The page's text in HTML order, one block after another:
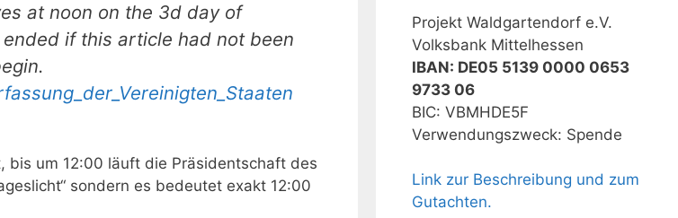
at noon on the 3d day of
if this article had not been
bis um 12:00 läuft die Präsidentschaft des
sondern es bedeutet exakt 12:00
Projekt Waldgartendorf e.V.
Volksbank Mittelhessen
IBAN: DE05 5139 0000 0653
9733 06
BIC: VBMHDE5F
Verwendungszweck: Spende
Link zur Beschreibung und zum
Gutachten.